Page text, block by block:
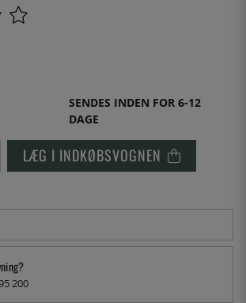
SENDES INDEN FOR 6-12
DAGE
LÆG I INDKØBSVOGNEN
200